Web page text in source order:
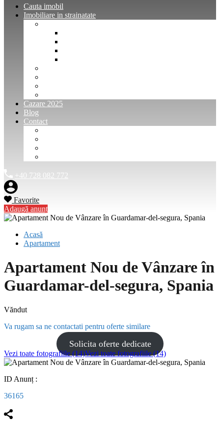
Cauta imobil
Imobiliare in strainatate
Cazare 2025
Blog
Contact
+40 728 082 772
Favorite
Adaugă anunț
Acasă
Apartament
Apartament Nou de Vânzare în
Guardamar-del-segura, Spania
Văndut
Va rugam sa ne contactati pentru oferte similare
Solicita oferte dedicate
Vezi toate fotografiile (14)Vezi toate fotografiile (14)
ID Anunț :
36165